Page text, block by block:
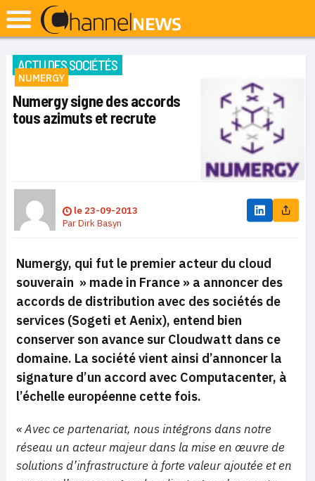
ACTU DES SOCIÉTÉS
NUMERGY
Numergy signe des accords
tous azimuts et recrute
le 23-09-2013
ParDirk Basyn
Numergy, qui fut le premier acteur du cloud
souverain » made in France » a annoncer des
accords de distribution avec des sociétés de
services (Sogeti et Aenix), entend bien
conserver son avance sur Cloudwatt dans ce
domaine. La société vient ainsi d’annoncer la
signature d’un accord avec Computacenter, à
l’échelle européenne cette fois.
« Avec ce partenariat, nous intégrons dans notre
réseau un acteur majeur dans la mise en œuvre de
solutions d’infrastructure à forte valeur ajoutée et en